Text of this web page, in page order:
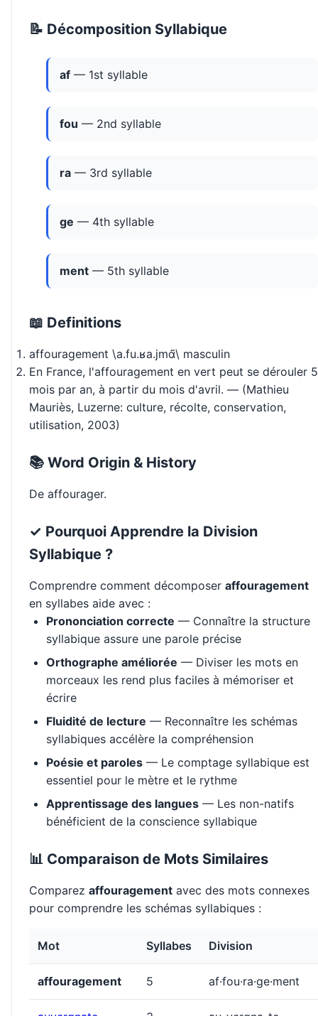
📝 Décomposition Syllabique
af — 1st syllable
fou — 2nd syllable
ra — 3rd syllable
ge — 4th syllable
ment — 5th syllable
📖 Definitions
affouragement \a.fu.ʁa.jmɑ̃\ masculin
En France, l'affouragement en vert peut se dérouler 5
mois par an, à partir du mois d'avril. — (Mathieu
Mauriès, Luzerne: culture, récolte, conservation,
utilisation, 2003)
📚 Word Origin & History
De affourager.
✓ Pourquoi Apprendre la Division
Syllabique ?
Comprendre comment décomposer affouragement
en syllabes aide avec :
Prononciation correcte — Connaître la structure
syllabique assure une parole précise
Orthographe améliorée — Diviser les mots en
morceaux les rend plus faciles à mémoriser et
écrire
Fluidité de lecture — Reconnaître les schémas
syllabiques accélère la compréhension
Poésie et paroles — Le comptage syllabique est
essentiel pour le mètre et le rythme
Apprentissage des langues — Les non-natifs
bénéficient de la conscience syllabique
📊 Comparaison de Mots Similaires
Comparez affouragement avec des mots connexes
pour comprendre les schémas syllabiques :
Mot Syllabes Division
affouragement 5 af·fou·ra·ge·ment